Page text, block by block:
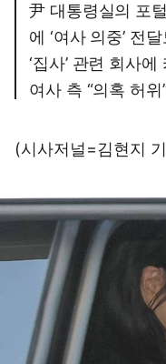
尹 대통령실의 포
에 ‘여사 의중’ 전달
‘집사’ 관련 회사
여사 측 “의혹 허위
(시사저널=김현지